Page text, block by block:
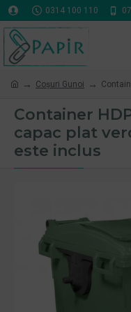
0314 100 110
Coşuri Gunoi
Container
capac plat
este inclus